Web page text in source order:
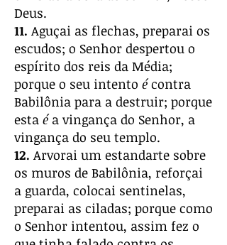
Deus.
11. Aguçai as flechas, preparai os
escudos; o Senhor despertou o
espírito dos reis da Média;
porque o seu intento écontra
Babilônia para a destruir; porque
esta éa vingança do Senhor, a
vingança do seu templo.
12. Arvorai um estandarte sobre
os muros de Babilônia, reforçai
a guarda, colocai sentinelas,
preparai as ciladas; porque como
o Senhor intentou, assim fez o